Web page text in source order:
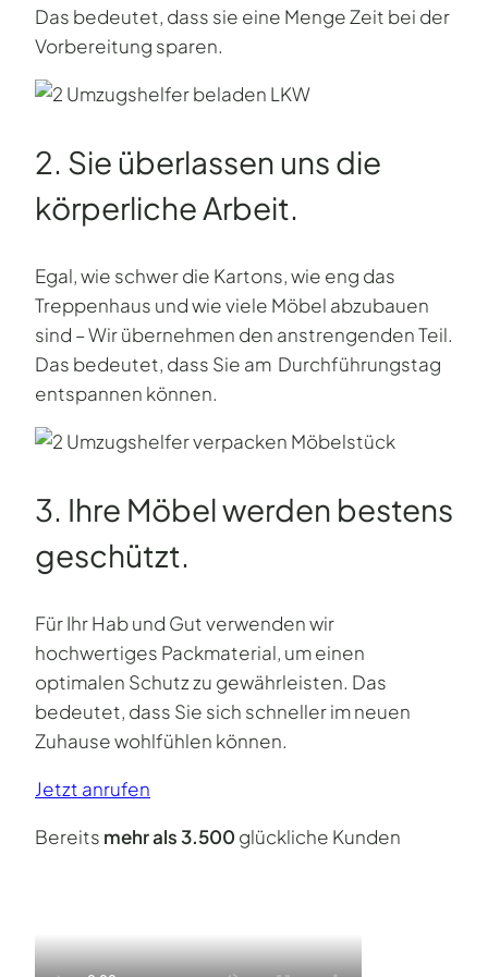
Das bedeutet, dass sie eine Menge Zeit bei der
Vorbereitung sparen.
2. Sie überlassen uns die
körperliche Arbeit.
Egal, wie schwer die Kartons, wie eng das
Treppenhaus und wie viele Möbel abzubauen
sind – Wir übernehmen den anstrengenden Teil.
Das bedeutet, dass Sie am Durchführungstag
entspannen können.
3. Ihre Möbel werden bestens
geschützt.
Für Ihr Hab und Gut verwenden wir
hochwertiges Packmaterial, um einen
optimalen Schutz zu gewährleisten. Das
bedeutet, dass Sie sich schneller im neuen
Zuhause wohlfühlen können.
Jetzt anrufen
Bereits mehr als 3.500glückliche Kunden